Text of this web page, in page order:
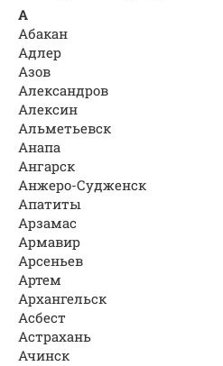
А
Абакан
Адлер
Азов
Александров
Алексин
Альметьевск
Анапа
Ангарск
Анжеро-Судженск
Апатиты
Арзамас
Армавир
Арсеньев
Артем
Архангельск
Асбест
Астрахань
Ачинск